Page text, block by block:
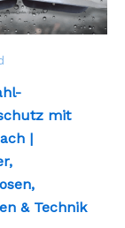
mit
|
& Technik